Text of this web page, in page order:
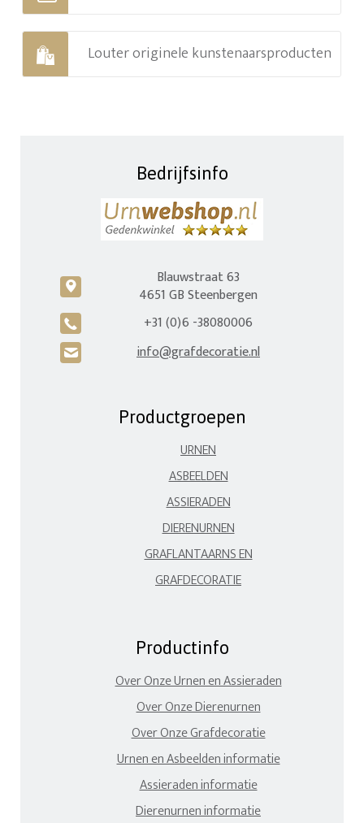
Louter originele kunstenaarsproducten
Bedrijfsinfo
c
Blauwstraat 63
4651 GB Steenbergen
A +31 (0)6 -38080006
H info@grafdecoratie.nl
Productgroepen
URNEN
ASBEELDEN
ASSIERADEN
DIERENURNEN
GRAFLANTAARNS EN
GRAFDECORATIE
Productinfo
Over Onze Urnen en Assieraden
Over Onze Dierenurnen
Over Onze Grafdecoratie
Urnen en Asbeelden informatie
Assieraden informatie
Dierenurnen informatie